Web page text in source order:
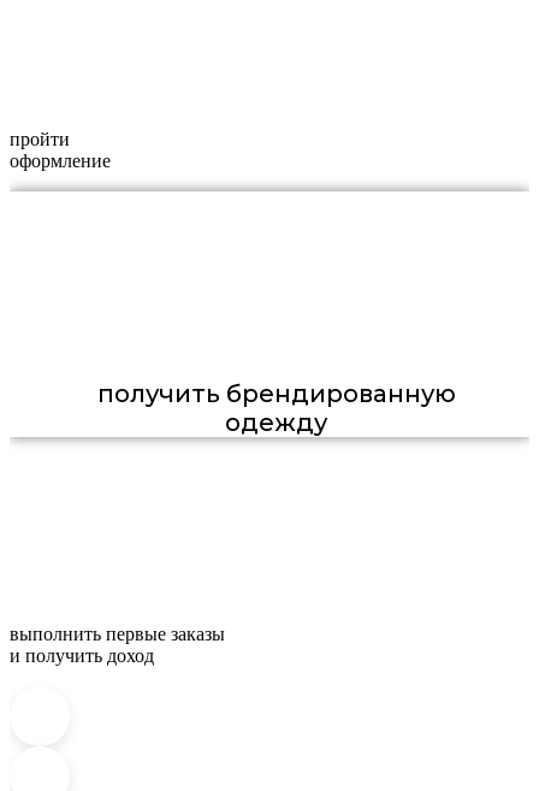
пройти
оформление
получить брендированную
одежду
выполнить первые заказы
и получить доход